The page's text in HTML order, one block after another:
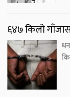
६४७ किलो